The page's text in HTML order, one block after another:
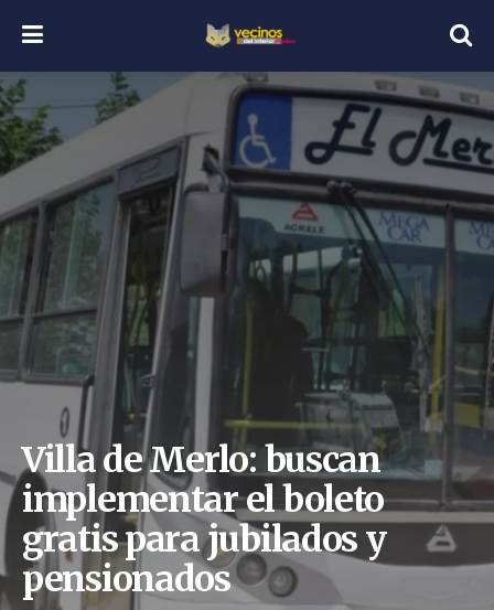
Villa de Merlo: buscan
implementar el boleto
gratis para jubilados y
pensionados